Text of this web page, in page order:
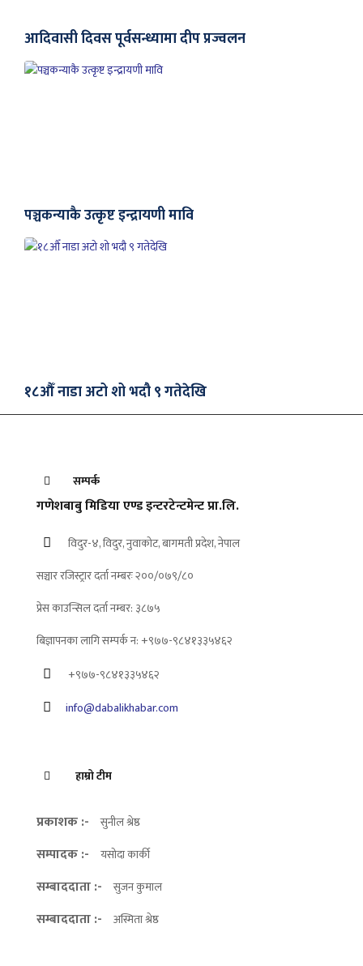
आदिवासी दिवस पूर्वसन्ध्यामा दीप प्रज्वलन
पञ्चकन्याकै उत्कृष्ट इन्द्रायणी मावि
१८औँ नाडा अटो शो भदौ ९ गतेदेखि
सम्पर्क
गणेशबाबु मिडिया एण्ड इन्टरटेन्टमेन्ट प्रा.लि.
विदुर-४, विदुर, नुवाकोट, बागमती प्रदेश, नेपाल
सञ्चार रजिस्ट्रार दर्ता नम्बरः २००/०७९/८०
प्रेस काउन्सिल दर्ता नम्बर: ३८७५
बिज्ञापनका लागि सम्पर्क न: +९७७-९८४१३३५४६२
+९७७-९८४१३३५४६२
info@dabalikhabar.com
हाम्रो टीम
प्रकाशक :- सुनील श्रेष्ठ
सम्पादक :- यसोदा कार्की
सम्बाददाता :- सुजन कुमाल
सम्बाददाता :- अस्मिता श्रेष्ठ